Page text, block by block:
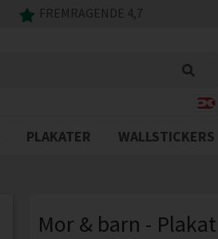
FREMRAGENDE 4,7
PLAKATER WALLSTICKERS
Mor & barn - Plakat